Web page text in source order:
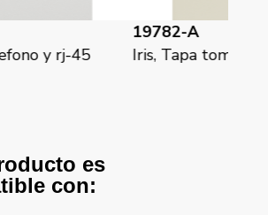
toma telefono (6 contactos)
es
con: